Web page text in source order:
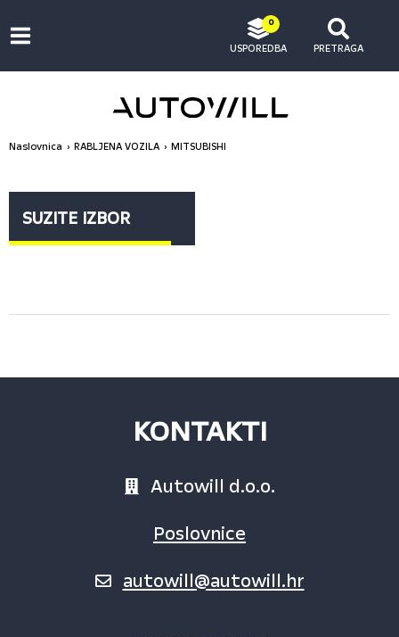
0
USPOREDBA PRETRAGA
Naslovnica RABLJENA VOZILA MITSUBISHI
SUZITE IZBOR
KONTAKTI
Autowill d.o.o.
Poslovnice
autowill@autowill.hr